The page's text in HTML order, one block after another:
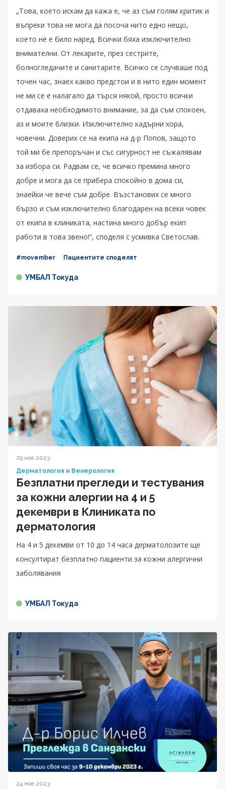
„Това, което искам да кажа е, че аз съм голям критик и
въпреки това не мога да посоча нито едно нещо,
което не е било наред. Всички бяха изключително
внимателни. От лекарите, през сестрите,
болногледачите и санитарите. Всичко се случваше под
точен час, знаех какво предстои и в нито един момент
не ми се е налагало да търся някой, просто всички
отдаваха необходимото внимание, за да съм спокоен,
аз и моите близки. Изключително кадърни хора,
човечни. Доверих се на екипа на д-р Попов, защото
той ми бе препоръчан и със сигурност не съжалявам
за избора си. Радвам се, че всичко премина много
добре и мога да се прибера спокойно в дома си,
знаейки че вече съм добре. Възстанових се много
бързо и съм изключително благодарен на всеки човек
от екипа в клиниката, настина много добър екип
работи в това звено!“, споделя с усмивка Светослав.
#movember Пациентите споделят
УМБАЛ Токуда
29 ное 2023
Дерматология и Венерология
Безплатни прегледи и тестувания
за кожни алергии на 4 и 5
декември в Клиниката по
дерматология
На 4 и 5 декемви от 10 до 14 часа дерматолозите ще
консултират безплатно пациенти за кожни алергични
заболявания
УМБАЛ Токуда
24 ное 2023